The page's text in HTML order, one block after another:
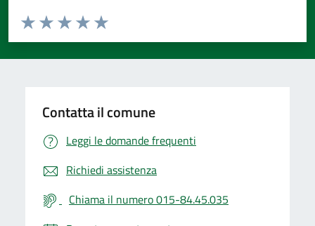
Valuta da 1 a 5 stelle la pagina
Valuta 5 stelle su 5
Valuta 4 stelle su 5
Valuta 3 stelle su 5
Valuta 2 stelle su 5
Valuta 1 stelle su 5
Contatta il comune
Leggi le domande frequenti
Richiedi assistenza
Chiama il numero 015-84.45.035